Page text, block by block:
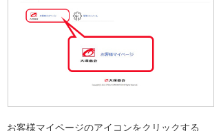
お客様マイページのアイコンをクリックする